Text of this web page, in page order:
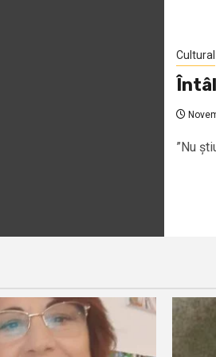
Cultural
”Nu